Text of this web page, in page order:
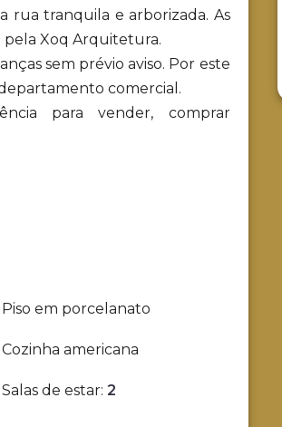
rua tranquila e arborizada. As
pela Xoq Arquitetura.
sem prévio aviso. Por este
comercial.
para vender, comprar
Piso em porcelanato
Cozinha americana
Salas de estar:2